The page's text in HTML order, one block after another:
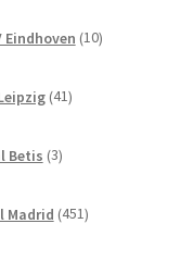
Eindhoven 10izdelkov
41izdelkov
Betis 3izdelki
Madrid 451izdelkov